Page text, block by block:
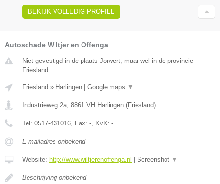
BEKIJK VOLLEDIG PROFIEL
Autoschade Wiltjer en Offenga
Niet gevestigd in de plaats Jorwert, maar wel in de provincie
Friesland.
Friesland » Harlingen Google maps ▼
Industrieweg 2a, 8861 VH Harlingen (Friesland)
Tel: 0517-431016, Fax: -, KvK: -
E-mailadres onbekend
Website: http://www.wiltjerenoffenga.nl Screenshot ▼
Beschrijving onbekend